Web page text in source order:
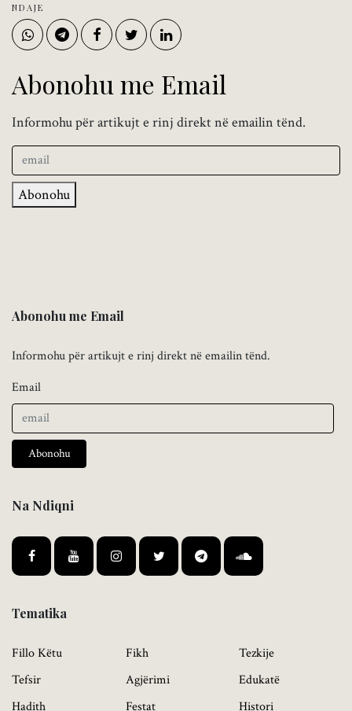
NDAJE
Abonohu me Email
Informohu për artikujt e rinj direkt në emailin tënd.
Abonohu
Abonohu me Email
Informohu për artikujt e rinj direkt në emailin tënd.
Email
Abonohu
Na Ndiqni
Tematika
Fillo Këtu
Tefsir
Hadith
Fikh
Agjërimi
Festat
Tezkije
Edukatë
Histori